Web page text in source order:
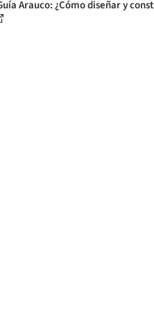
Arauco: ¿Cómo diseñar y